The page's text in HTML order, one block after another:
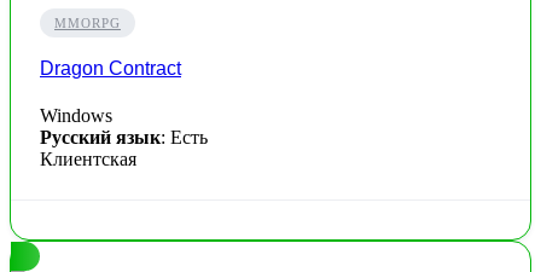
MMORPG
Dragon Contract
Windows
Русский язык: Есть
Клиентская